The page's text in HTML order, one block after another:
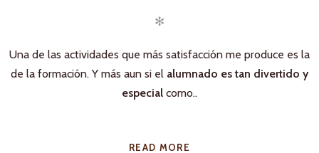
✻
Una de las actividades que más satisfacción me produce es la
de la formación. Y más aun si el alumnado es tan divertido y
especial como..
READ MORE